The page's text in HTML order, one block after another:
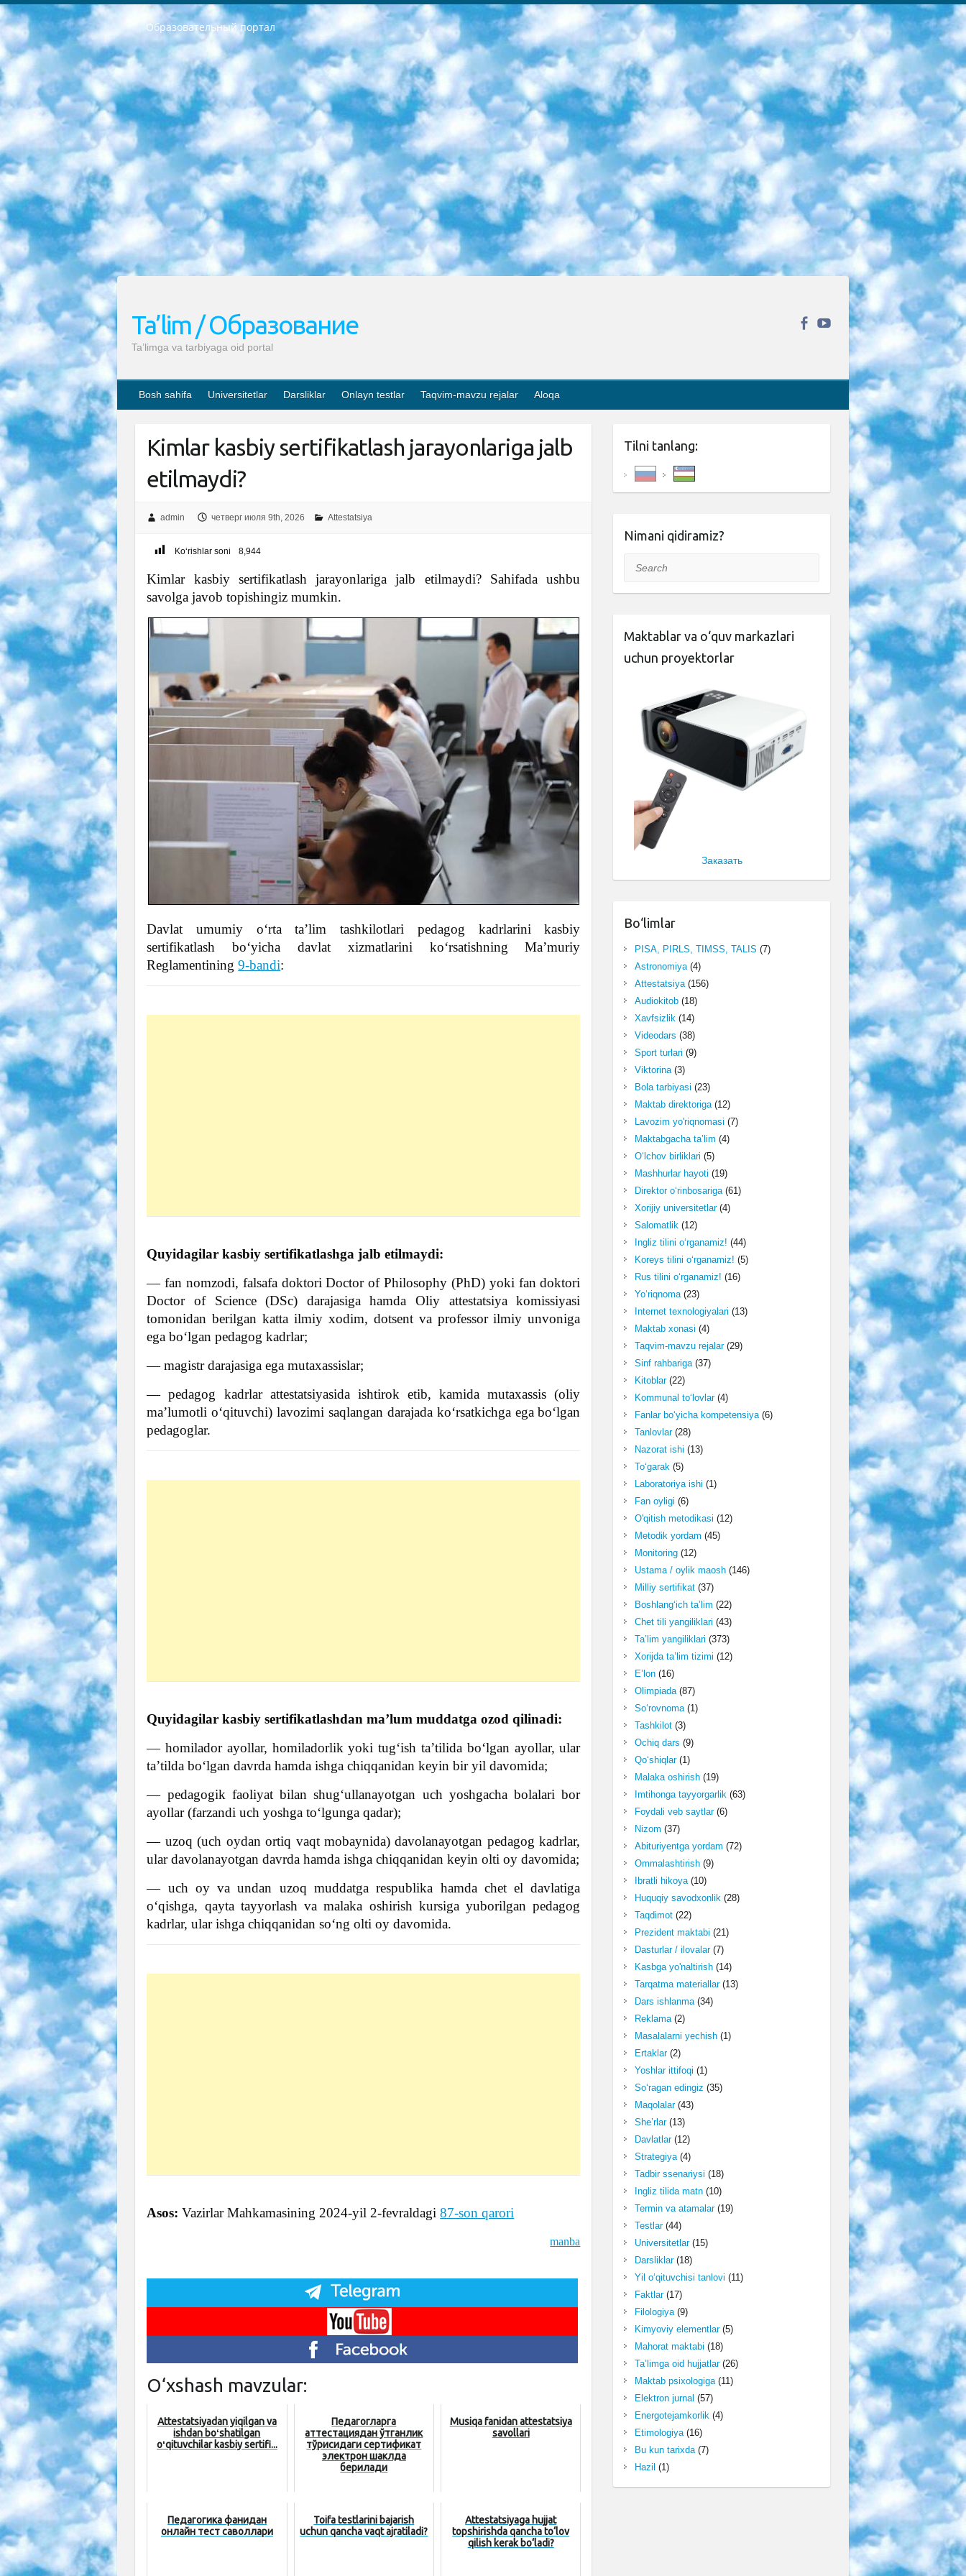
Образовательный портал
РЕСПУБЛИКА УЗБЕКИСТАН МИНИСТРЕРСТВО ДОШКОЛЬНОГО И ШКОЛЬНОГО ОБРАЗОВАНИЯ КОМАНДА в общеобразовательных учреждениях в 2023-2024 учебном году организация и проведение итоговой государственной аттестации обучающихся о Министра дошкольного и школьного образования Республики Узбекистан от 4 марта 2008 года (постановлением Минюста от 20 марта 2008 года № 1778 государственной регистрации) «Итоговое состояние учащихся общего среднего образования на основании положения об утверждении положения об аттестации общего среднего образования выпускной экзамен студентов в образовательных учреждениях в 2023-2024 учебном году В целях организации и прохождения аттестации приказываю: 1. Следующее: перечень предметов, по которым будет проводиться итоговая государственная аттестация и экзамен формы перевода согласно приложению 1; сертификаты международного образца, оценивающие уровень владения иностранными языками перечень согласно приложению 2; 2. Педагогический при специализированных образовательных учреждениях. научно-практический центр квалификации и международной оценки (Д.Давидова) 2024 г. До 25 марта: задания по предметам, по которым будет проводиться итоговая аттестация разработка и утверждение технических условий; итоговая аттестация на основании разработанного предметного задания разработка вопросов по предметам (устно и письменно), экзамен передача; общеобразовательные средние школы и специальные учебные заведения учащиеся выпускных классов школ и интернатов в агентской системе подготовка базы данных экзаменационных материалов и критериев оценки; перевод базы экзаменационных материалов на все языки обучения подать в Республиканский образовательный центр для изготовления; варианты экзаменов на основе разработанных контрольных материалов пусть будут поставлены задачи формирования. 3. Республиканский образовательный центр (Ш.Худайкулов) до 5 апреля 2024 года. до: база данных предоставленных экзаменационных материалов на все языки обучения перевод и экспертиза; для слепых, слабовидящих, глухих, слабослышащих и умственно отсталых детей учащиеся выпускных классов специализированных школ и школ-интернатов база данных экзаменационных материалов на всех преподаваемых языках подготовка критериев оценки; специализированные школы для умственно отсталых детей и технологии для учащихся выпускных классов школ-интернатов разработка соответствующих рекомендаций и критериев проведения ЕГЭ по естествознанию давать задания. 4. Педагогический при специализированных образовательных учреждениях. Научно-практический центр навыков и международной оценки (Д.Давидова), Республика образовательный центр (Худайкулов Ш.) итоговый государственный аттестационный экзамен ориентирован на творческое и логическое мышление при подготовке базы материалов учитывать введение заданий. 5. Следует отметить, что: сертификат государственного образца о знании общеобразовательного предмета и как минимум национальный уровень B1 по предметам на иностранных языках, указанным в Приложении 2. или международно признанный сертификат эквивалентного уровня студенты, изучающие определенный предмет, освобождаются от экзамена; по соответствующим предметам запланирована итоговая государственная аттестация за день до дня, путем жеребьевки Рабочей группой (в письменной форме по предметам, проводимым в форме) из числа сформированных вариантов выбрано 2 варианта; 2 выбранных варианта экзамена анонсированы на официальном сайте министерства и все выпускники по всей стране на основе этих вариантов проводит итоговую государственную аттестацию. 6. Государственное образование учащихся средних общеобразовательных учреждений. знания в соответствии с квалификационными требованиями, которые необходимо приобрести на основании стандартов итоговый (выпускной) контроль для 9 и 11 классов в целях тестирования Экзамены (далее – экзамены) состоят из предметов, перечисленных в приложении 1. будет сделано. 7. Экзамены пройдут с 26 мая по 15 июня 2024 г. (кроме науки физического воспитания). 8. Физическая для учащихся 9 классов общесредних образовательных учреждений. Экзамены по предмету «Образование, квалификация медицина» 1-6 мая 2024 года. сотрудники перевести под присмотр (с отклонениями в физическом или умственном развитии) специализированная школа для детей, школы-интернаты и со сколиозом школы-интернаты санаторного типа для больных детей исключены). 9. Он был слепым, слабовидящим и имел нарушения опорно-двигательного аппарата. экзамены в специализированных школах и интернатах для детей должны проводиться исходя из требований, предъявляемых к общеобразовательным учреждениям (физкультура кроме науки). 10. Специализированная школа для глухих и слабослышащих детей. и экзамены в интернатах и быть реализован в виде письменного теста по математике. 11. Специальность для умственно отсталых детей. Для 9 класса Родной язык и литературное письмо Государственный язык (язык обучения – узбекский). для неклассов) написано Математическое письмо Письменная/устная история Узбекистана Физическое воспитание практично Итоговый контроль Для 11 класса Написание родного языка и литературы (эссе) Математическое письмо Узбекский язык (обучение на узбекском языке) не посещающее общее среднее образование для учреждений)/Образовательное учреждение выбор письменный и устный Иностранный язык письменный/устный Письменная/устная история Узбекистана *По выбору студента:  Химия  Физика  Основы государственного права  География 10 бесплатных образовательных ресурсов - Мы составили подборку онлайн-проектов с интерактивными упражнениями, видеолекциями и статьями. Они помогут вам обрести новые и освежить старые знания бесплатно. 1. «ИНТУИТ» Старейшая образовательная площадка Рунета. Здесь вы найдёте сотни текстовых и видеокурсов на десятки различных тем — от программирования до психологии. Многие курсы подготовлены российскими университетами и крупными международными компаниями вроде Intel и Microsoft. Самостоятельное обучение бесплатное, но желающие могут оплатить услуги персональных наставников. 2. «Смартия» знакомит с актуальными профессиями и подсказывает, как им обучаться. Выбрав заинтересовавшую вас специальность — SMM-специалист, фотограф, веб-дизайнер или другую, — увидите список необходимых для неё умений. Чтобы вы могли освоить их самостоятельно, для каждого умения площадка отображает подборку ссылок на учебные материалы. Хотя «Смартия» ориентируется на русскоязычную аудиторию, часть контента всё же доступна только на английском. 3. «Лекторий Физтеха» Проект Московского физико-технического института (Физтеха). С его помощью вы можете смотреть онлайн серии лекций, записанные на видео в этом вузе. В числе доступных предметов — физика, биология, химия, информационные технологии и другие. К некоторым лекциям администрация ресурса прилагает готовые конспекты, которые можно скачивать в PDF-формате. 4. ITMOcourses Онлайн-площадка Санкт-Петербургского национального исследовательского университета информационных технологий, механики и оптики (ИТМО). Ресурс предоставляет свободный доступ к курсам, разработанным в этом вузе. Каталог материалов разбит на четыре категории: «Оптические системы и технологии», «Приборостроение и робототехника», «Информационные технологии» и «Биотехнологии». Курсы состоят из видеолекций, интерактивных демонстраций и заданий. 5. «КиберЛенинка» Электронная научная библиотека открытого доступа. Каталог площадки регулярно обрастает текстами статей из различных научных изданий. Сгруппированные по журналам и рубрикам публикации можно читать онлайн или скачивать целиком в PDF-формате. Проект нацелен на популяризацию науки за счёт открытого доступа к качественной информации. 6. «ПостНаука» На этом ресурсе публикуют подборки видеолекций, составленные экспертами из разных отраслей и объединённые общими темами. Среди них, к примеру, есть серии «Биоинформатика и геномика», «Культура средневековой Скандинавии» и Cinema Studies о теории кино. Каждая подборка лекций — логически связанная история, рассказанная экспертом от первого лица. Кроме того, на сайте появляются научно-образовательные статьи и тесты на разные темы. 7. «Newочём» Команда проекта «Newочём» отбирает самые интересные тексты из англоязычных СМИ и переводит те из них, за которые голосуют участники сообщества «ВКонтакте». По большей части это научно-популярные статьи. Редакторы придумывают лишь заголовки, в остальном содержание переводов соответствует оригиналам. Полные тексты можно читать прямо в социальной сети. 8. InternetUrok Онлайн-база материалов по основным дисциплинам школьной программы. Информация на сайте структурирована по классам, предметам и темам (урокам). Каждый урок состоит из видеолекций и конспектов. Есть также интерактивные тренажёры и тесты для закрепления пройденного материала. Даже если вы давно окончили школу, возможность повторить программу старших классов всегда может пригодиться. 9. Edutainme Ещё один ресурс об образовании. В отличие от Newtonew, как мне кажется, Edutainme больше ориентируется на представителей индустрии: педагогов, предпринимателей, разработчиков образовательных проектов. Но и любой, кто просто стремится к саморазвитию, найдёт на сайте много полезного и интересного для себя. Например, информацию о новых курсах и образовательных сервисах. 10. Newtonew Онлайн-медиа об образовании и обучении в широком смысле. Авторы Newtonew пишут об инструментах, заведениях, тактиках и стратегиях, которые помогают учить других и получать новые знания самостоятельно. На этой площадке вы найдёте новости, обзоры, аналитические мат
Ta’lim / Образование
Ta’limga va tarbiyaga oid portal
Bosh sahifa Universitetlar Darsliklar Onlayn testlar Taqvim-mavzu rejalar Aloqa
Kimlar kasbiy sertifikatlash jarayonlariga jalb
etilmaydi?
admin четверг июля 9th, 2026 Attestatsiya
Ko‘rishlar soni 8,944
Kimlar kasbiy sertifikatlash jarayonlariga jalb etilmaydi? Sahifada ushbu
savolga javob topishingiz mumkin.
Davlat umumiy oʻrta taʼlim tashkilotlari pedagog kadrlarini kasbiy
sertifikatlash boʻyicha davlat xizmatlarini koʻrsatishning Maʼmuriy
Reglamentining9-bandi:
Quyidagilar kasbiy sertifikatlashga jalb etilmaydi:
— fan nomzodi, falsafa doktori Doctor of Philosophy (PhD) yoki fan doktori
Doctor of Science (DSc) darajasiga hamda Oliy attestatsiya komissiyasi
tomonidan berilgan katta ilmiy xodim, dotsent va professor ilmiy unvoniga
ega boʻlgan pedagog kadrlar;
— magistr darajasiga ega mutaxassislar;
— pedagog kadrlar attestatsiyasida ishtirok etib, kamida mutaxassis (oliy
maʼlumotli oʻqituvchi) lavozimi saqlangan darajada koʻrsatkichga ega boʻlgan
pedagoglar.
Quyidagilar kasbiy sertifikatlashdan maʼlum muddatga ozod qilinadi:
— homilador ayollar, homiladorlik yoki tugʻish taʼtilida boʻlgan ayollar, ular
taʼtilda boʻlgan davrda hamda ishga chiqqanidan keyin bir yil davomida;
— pedagogik faoliyat bilan shugʻullanayotgan uch yoshgacha bolalari bor
ayollar (farzandi uch yoshga toʻlgunga qadar);
— uzoq (uch oydan ortiq vaqt mobaynida) davolanayotgan pedagog kadrlar,
ular davolanayotgan davrda hamda ishga chiqqanidan keyin olti oy davomida;
— uch oy va undan uzoq muddatga respublika hamda chet el davlatiga
oʻqishga, qayta tayyorlash va malaka oshirish kursiga yuborilgan pedagog
kadrlar, ular ishga chiqqanidan soʻng olti oy davomida.
Asos: Vazirlar Mahkamasining 2024-yil 2-fevraldagi87-son qarori
manba
O‘xshash mavzular:
Attestatsiyadan yiqilgan va
ishdan boʻshatilgan
oʻqituvchilar kasbiy sertifi...
Педагогларга
аттестациядан ўтганлик
тўғрисидаги сертификат
электрон шаклда
берилади
Musiqa fanidan attestatsiya
savollari
Педагогика фанидан
онлайн тест саволлари
Toifa testlarini bajarish
uchun qancha vaqt ajratiladi?
Attestatsiyaga hujjat
topshirishda qancha to‘lov
qilish kerak bo‘ladi?
Tilni tanlang:
Nimani qidiramiz?
Search
Maktablar va o‘quv markazlari
uchun proyektorlar
Заказать
Bo‘limlar
PISA, PIRLS, TIMSS, TALIS (7)
Astronomiya(4)
Attestatsiya(156)
Audiokitob(18)
Xavfsizlik(14)
Videodars (38)
Sport turlari (9)
Viktorina(3)
Bola tarbiyasi (23)
Maktab direktoriga(12)
Lavozim yo'riqnomasi (7)
Maktabgacha ta’lim (4)
O‘lchov birliklari (5)
Mashhurlar hayoti (19)
Direktor o‘rinbosariga(61)
Xorijiy universitetlar(4)
Salomatlik(12)
Ingliz tilini o‘rganamiz! (44)
Koreys tilini o‘rganamiz! (5)
Rus tilini o‘rganamiz! (16)
Yo‘riqnoma(23)
Internet texnologiyalari (13)
Maktab xonasi (4)
Taqvim-mavzu rejalar(29)
Sinf rahbariga(37)
Kitoblar(22)
Kommunal to‘lovlar(4)
Fanlar bo‘yicha kompetensiya(6)
Tanlovlar(28)
Nazorat ishi (13)
To‘garak(5)
Laboratoriya ishi (1)
Fan oyligi (6)
O'qitish metodikasi (12)
Metodik yordam (45)
Monitoring(12)
Ustama / oylik maosh(146)
Milliy sertifikat(37)
Boshlang‘ich ta’lim (22)
Chet tili yangiliklari (43)
Ta’lim yangiliklari (373)
Xorijda ta’lim tizimi (12)
E’lon(16)
Olimpiada(87)
So‘rovnoma(1)
Tashkilot(3)
Ochiq dars (9)
Qo‘shiqlar(1)
Malaka oshirish(19)
Imtihonga tayyorgarlik(63)
Foydali veb saytlar(6)
Nizom (37)
Abituriyentga yordam (72)
Ommalashtirish(9)
Ibratli hikoya(10)
Huquqiy savodxonlik(28)
Taqdimot(22)
Prezident maktabi (21)
Dasturlar / ilovalar(7)
Kasbga yo'naltirish(14)
Tarqatma materiallar(13)
Dars ishlanma(34)
Reklama(2)
Masalalarni yechish(1)
Ertaklar(2)
Yoshlar ittifoqi (1)
So‘ragan edingiz (35)
Maqolalar(43)
She’rlar(13)
Davlatlar(12)
Strategiya(4)
Tadbir ssenariysi (18)
Ingliz tilida matn(10)
Termin va atamalar(19)
Testlar(44)
Universitetlar(15)
Darsliklar(18)
Yil o‘qituvchisi tanlovi (11)
Faktlar(17)
Filologiya(9)
Kimyoviy elementlar(5)
Mahorat maktabi (18)
Ta’limga oid hujjatlar(26)
Maktab psixologiga(11)
Elektron jurnal (57)
Energotejamkorlik(4)
Etimologiya(16)
Bu kun tarixda(7)
Hazil (1)